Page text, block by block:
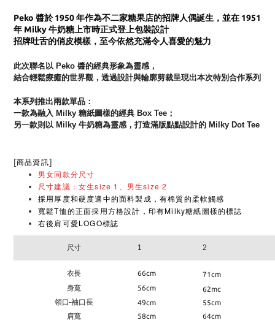
Peko 醬於 1950 年作為不二家糖果店的招牌人偶誕生， 並在 1951
年 Milky 牛奶糖上市時正式登上包裝設計
招牌吐舌的俏皮模樣，至今依然充滿令人喜愛的魅力
此次聯名以 Peko 醬的經典形象為靈感，
結合輕鬆療癒的世界觀，透過設計與輪廓剪裁呈現出本次特別合作系列
本系列推出兩款單品：
一款為融入 Milky 糖紙圖樣的經典 Box Tee；
另一款則以 Milky 牛奶糖為靈感，打造滿版點點設計的 Milky Dot Tee
[商品資訊]
男女同款分尺寸
尺寸建議：女生size 1、男生size 2
採用厚度和硬度適中的面料製成，有棉質的柔軟觸感
寬鬆T恤的正面採用方格設計，印有Milky糖紙圖樣的標誌
右後肩可愛LOGO標誌
尺寸 1 2
衣長
身寬
領口-袖口長
肩寬
66cm
56cm
49cm
58cm
71cm
62mc
55cm
64cm